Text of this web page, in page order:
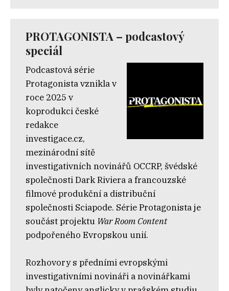
PROTAGONISTA – podcastový
speciál
Podcastová série
Protagonista vznikla v
roce 2025 v
koprodukci české
redakce
investigace.cz,
mezinárodní sítě
investigativních novinářů OCCRP, švédské
společnosti Dark Riviera a francouzské
filmové produkční a distribuční
společnosti Sciapode. Série Protagonista je
součást projektu War Room Content
podpořeného Evropskou unií.
Rozhovory s předními evropskými
investigativními novináři a novinářkami